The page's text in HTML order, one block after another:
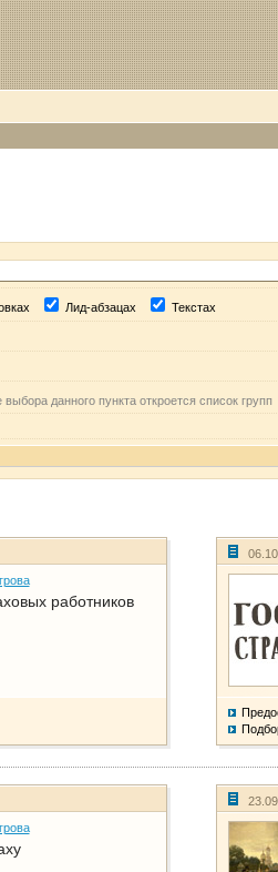
Лид-абзацах Текстах
выбора данного пункта откроется список групп
работников